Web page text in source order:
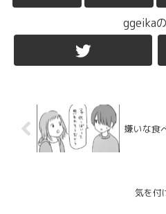
ggeika
嫌いな食
気を付